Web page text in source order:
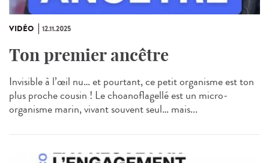
VIDÉO 12.11.2025
Ton premier ancêtre
Invisible à l’œil nu… et pourtant, ce petit organisme est ton
plus proche cousin ! Le choanoflagellé est un micro-
organisme marin, vivant souvent seul… mais...